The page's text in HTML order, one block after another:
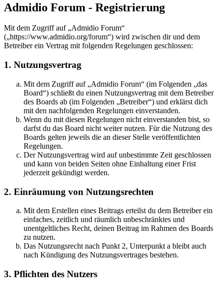
Admidio Forum - Registrierung
Mit dem Zugriff auf „Admidio Forum“
(„https://www.admidio.org/forum“) wird zwischen dir und dem
Betreiber ein Vertrag mit folgenden Regelungen geschlossen:
1. Nutzungsvertrag
Mit dem Zugriff auf „Admidio Forum“ (im Folgenden „das
Board“) schließt du einen Nutzungsvertrag mit dem Betreiber
des Boards ab (im Folgenden „Betreiber“) und erklärst dich
mit den nachfolgenden Regelungen einverstanden.
Wenn du mit diesen Regelungen nicht einverstanden bist, so
darfst du das Board nicht weiter nutzen. Für die Nutzung des
Boards gelten jeweils die an dieser Stelle veröffentlichten
Regelungen.
Der Nutzungsvertrag wird auf unbestimmte Zeit geschlossen
und kann von beiden Seiten ohne Einhaltung einer Frist
jederzeit gekündigt werden.
2. Einräumung von Nutzungsrechten
Mit dem Erstellen eines Beitrags erteilst du dem Betreiber ein
einfaches, zeitlich und räumlich unbeschränktes und
unentgeltliches Recht, deinen Beitrag im Rahmen des Boards
zu nutzen.
Das Nutzungsrecht nach Punkt 2, Unterpunkt a bleibt auch
nach Kündigung des Nutzungsvertrages bestehen.
3. Pflichten des Nutzers